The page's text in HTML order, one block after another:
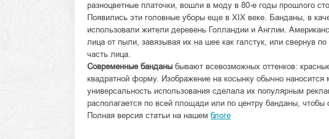
разноцветные платочки, вошли в моду в 80-е годы прошлого
Появились эти головные уборы еще в XIX веке. Банданы, в
использовали жители деревень Голландии и Англии.
лица от пыли, завязывая их на шее как галстук, или свернув
часть лица.
Современные банданы бывают всевозможных оттенков:
квадратной форму. Изображение на косынку обычно
универсальность использования сделала их популярным
располагается по всей площади или по центру банданы, чтобы
Полная версия статьи на нашем блоге